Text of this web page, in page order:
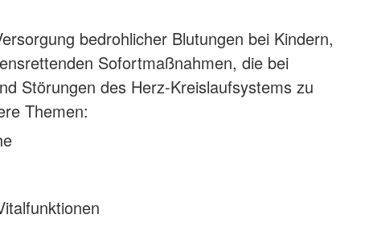
bedrohlicher Blutungen bei Kindern,
Sofortmaßnahmen, die bei
Störungen des Herz-Kreislaufsystems zu
Themen: